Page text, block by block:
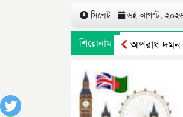
সিলেট ৬ই আগস্ট, ২০২৬
শিরোনাম অপরাধ দমন ও
নবীগঞ্জের